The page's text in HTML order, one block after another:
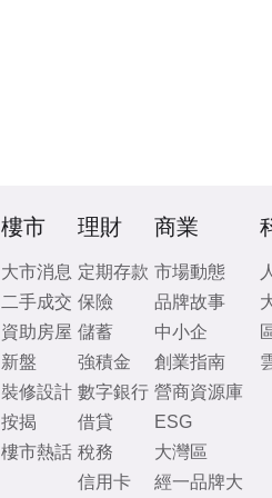
樓市
大市消息
二手成交
資助房屋
新盤
裝修設計
按揭
樓市熱話
理財
定期存款
保險
儲蓄
強積金
數字銀行
借貸
稅務
信用卡
商業
市場動態
品牌故事
中小企
創業指南
營商資源庫
ESG
大灣區
經一品牌大